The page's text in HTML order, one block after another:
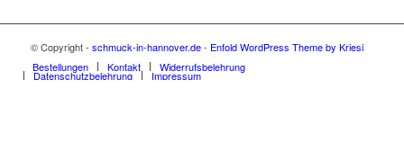
© Copyright - schmuck-in-hannover.de- Enfold WordPress Theme by Kriesi
Bestellungen
Kontakt Widerrufsbelehrung
Datenschutzbelehrung Impressum